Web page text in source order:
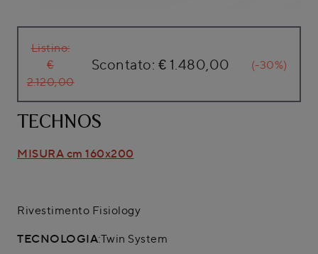
Listino:
€
2.120,00
Scontato: € 1.480,00 (-30%)
TECHNOS
MISURA cm 160x200
Rivestimento Fisiology
TECNOLOGIA:Twin System